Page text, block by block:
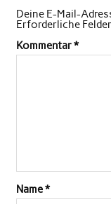
Deine E-Mail-
Erforderliche
Kommentar*
Name*